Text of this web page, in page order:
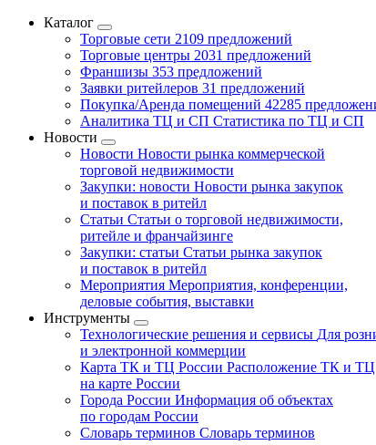
Каталог
Торговые сети 2109 предложений
Торговые центры 2031 предложений
Франшизы 353 предложений
Заявки ритейлеров 31 предложений
Покупка/Аренда помещений 42285
Аналитика ТЦ и СП Статистика по ТЦ и СП
Новости
Новости Новости рынка коммерческой
торговой недвижимости
Закупки: новости Новости рынка закупок
и поставок в ритейл
Статьи Статьи о торговой недвижимости,
ритейле и франчайзинге
Закупки: статьи Статьи рынка закупок
и поставок в ритейл
Мероприятия Мероприятия, конференции,
деловые события, выставки
Инструменты
Технологические решения и сервисы Для
и электронной коммерции
Карта ТК и ТЦ России Расположение ТК и ТЦ
на карте России
Города России Информация об объектах
по городам России
Словарь терминов Словарь терминов